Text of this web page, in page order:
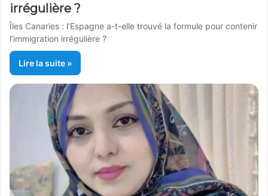
irrégulière ?
Îles Canaries : l’Espagne a-t-elle trouvé la formule pour contenir
l’immigration irrégulière ?
Lire la suite »